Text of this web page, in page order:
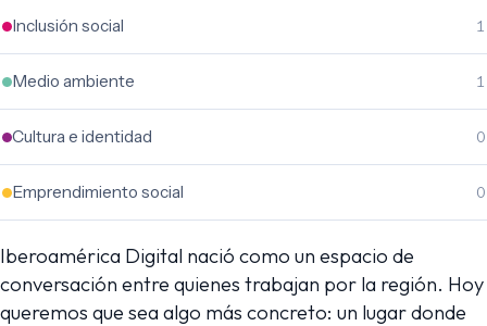
Inclusión social 1
Medio ambiente 1
Cultura e identidad 0
Emprendimiento social 0
Iberoamérica Digital nació como un espacio de
conversación entre quienes trabajan por la región. Hoy
queremos que sea algo más concreto: un lugar donde